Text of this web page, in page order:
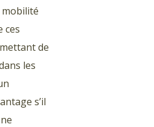
mobilité
ces
de
les
s’il